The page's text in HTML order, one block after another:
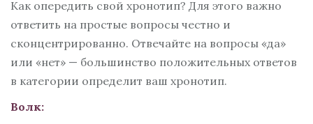
Как опередить свой хронотип? Для этого важно
ответить на простые вопросы честно и
сконцентрированно. Отвечайте на вопросы «да»
или «нет» — большинство положительных ответов
в категории определит ваш хронотип.
Волк: